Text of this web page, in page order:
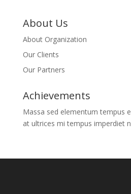
About Us
About Organization
Our Clients
Our Partners
Achievements
Massa sed elementum tempus
at ultrices mi tempus imperdiet